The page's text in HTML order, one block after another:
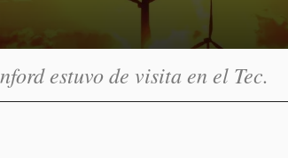
estuvo de visita en el Tec.